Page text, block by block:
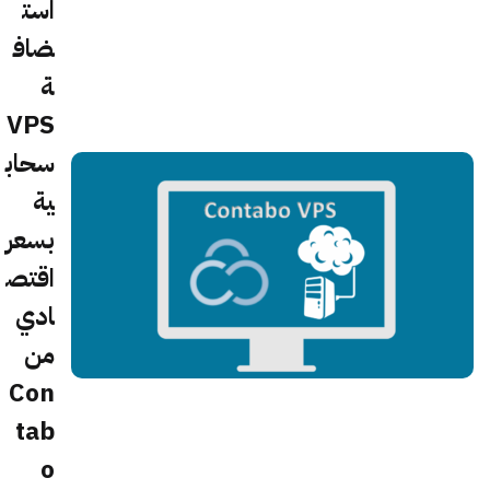
است
ضاف
ة
VPS
سحاب
ية
بسعر
اقتص
ادي
من
Con
tab
o